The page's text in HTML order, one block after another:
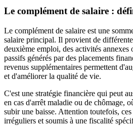
Le complément de salaire :
Le complément de salaire est une
salaire principal. Il provient de
deuxième emploi, des activités annexes
passifs générés par des placements
revenus supplémentaires permettent
et d'améliorer la qualité de vie.
C'est une stratégie financière qui peut
en cas d'arrêt maladie ou de chômage,
subir une baisse. Attention toutefois,
irréguliers et soumis à une fiscalité